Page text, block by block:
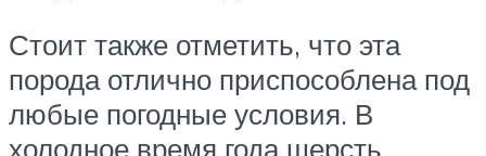
Стоит также отметить, что эта
порода отлично приспособлена под
любые погодные условия. В
холодное время года шерсть